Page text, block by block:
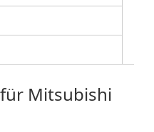
Mitsubishi